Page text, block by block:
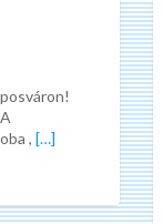
,[…]
Kérdőív kitöltés pénzért | marketagent | valós, fizető munka
internetes
nem
megmutatni.
kell és